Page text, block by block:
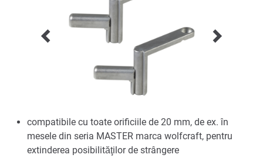
compatibile cu toate orificiile de 20 mm, de ex. în
mesele din seria MASTER marca wolfcraft, pentru
extinderea posibilităţilor de strângere